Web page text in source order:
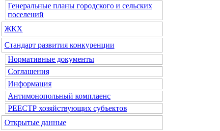
Генеральные планы городского и сельских
поселений
ЖКХ
Стандарт развития конкуренции
Нормативные документы
Соглашения
Информация
Антимонопольный комплаенс
РЕЕСТР хозяйствующих субъектов
Открытые данные